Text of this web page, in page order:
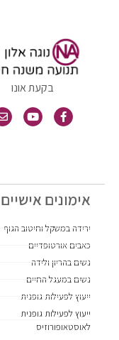
בקעת אונו
אימונים אישיים
ירידה במשקל וחיטוב הגוף
כאבים אורטופדיים
נשים בהריון ולידה
נשים במעגל החיים
ייעוץ לפעילות גופנית
ייעוץ לפעילות גופנית
לאוסטאופורוזיס